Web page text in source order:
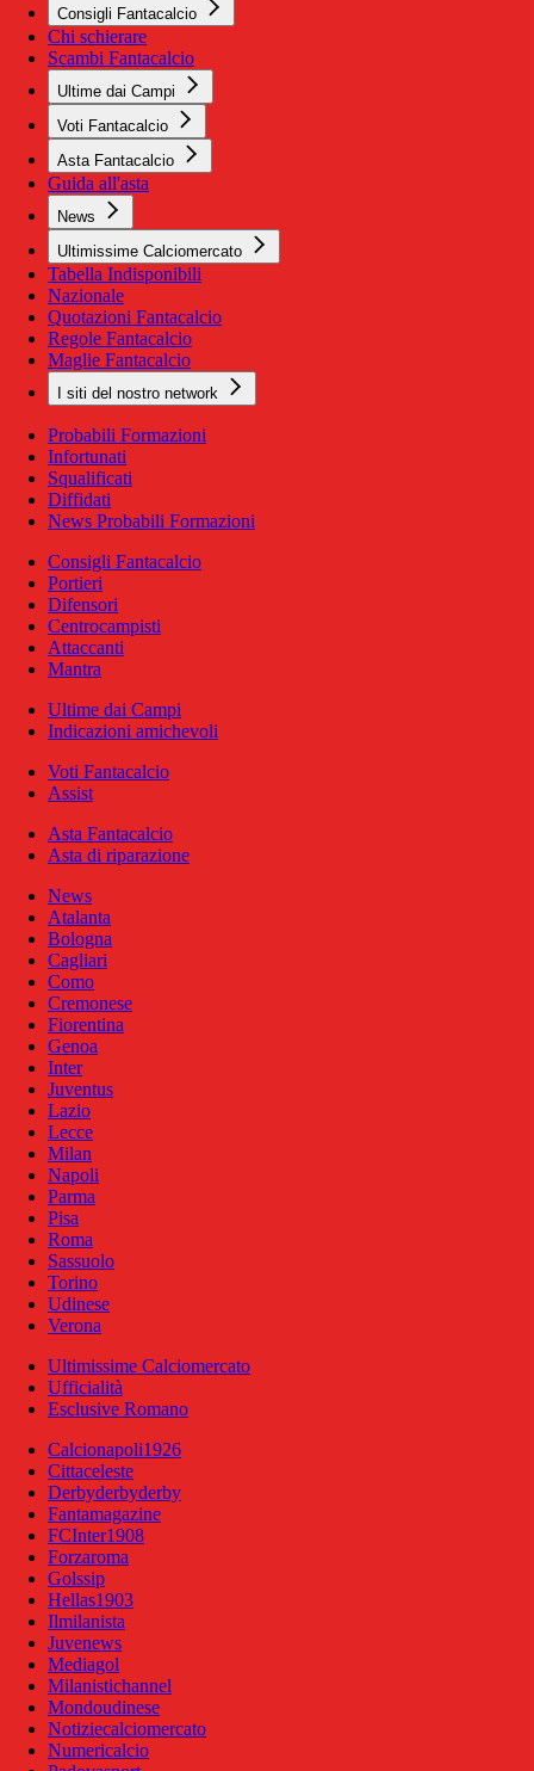
Consigli Fantacalcio
Chi schierare
Scambi Fantacalcio
Ultime dai Campi
Voti Fantacalcio
Asta Fantacalcio
Guida all'asta
News
Ultimissime Calciomercato
Tabella Indisponibili
Nazionale
Quotazioni Fantacalcio
Regole Fantacalcio
Maglie Fantacalcio
I siti del nostro network
Probabili Formazioni
Infortunati
Squalificati
Diffidati
News Probabili Formazioni
Consigli Fantacalcio
Portieri
Difensori
Centrocampisti
Attaccanti
Mantra
Ultime dai Campi
Indicazioni amichevoli
Voti Fantacalcio
Assist
Asta Fantacalcio
Asta di riparazione
News
Atalanta
Bologna
Cagliari
Como
Cremonese
Fiorentina
Genoa
Inter
Juventus
Lazio
Lecce
Milan
Napoli
Parma
Pisa
Roma
Sassuolo
Torino
Udinese
Verona
Ultimissime Calciomercato
Ufficialità
Esclusive Romano
Calcionapoli1926
Cittaceleste
Derbyderbyderby
Fantamagazine
FCInter1908
Forzaroma
Golssip
Hellas1903
Ilmilanista
Juvenews
Mediagol
Milanistichannel
Mondoudinese
Notiziecalciomercato
Numericalcio